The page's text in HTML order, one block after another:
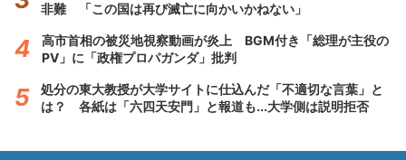
非難 「この国は再び滅亡に向かいかねない」
高市首相の被災地視察動画が炎上 BGM付き「総理が主役の
PV」に「政権プロパガンダ」批判
処分の東大教授が大学サイトに仕込んだ「不適切な言葉」と
は？ 各紙は「六四天安門」と報道も...大学側は説明拒否